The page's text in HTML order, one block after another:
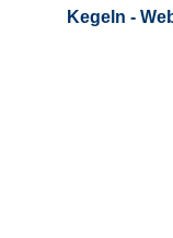
Kegeln -